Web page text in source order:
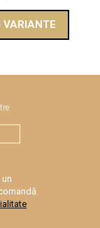
VARIANTE